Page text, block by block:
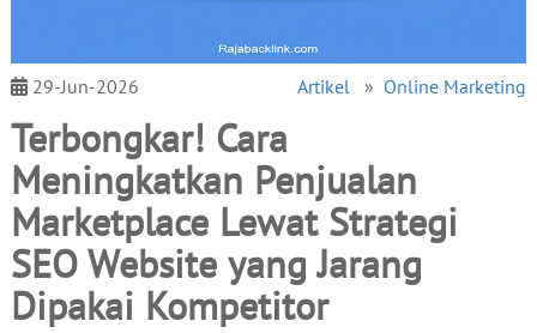
29-Jun-2026 Artikel » Online Marketing
Terbongkar! Cara
Meningkatkan Penjualan
Marketplace Lewat Strategi
SEO Website yang Jarang
Dipakai Kompetitor